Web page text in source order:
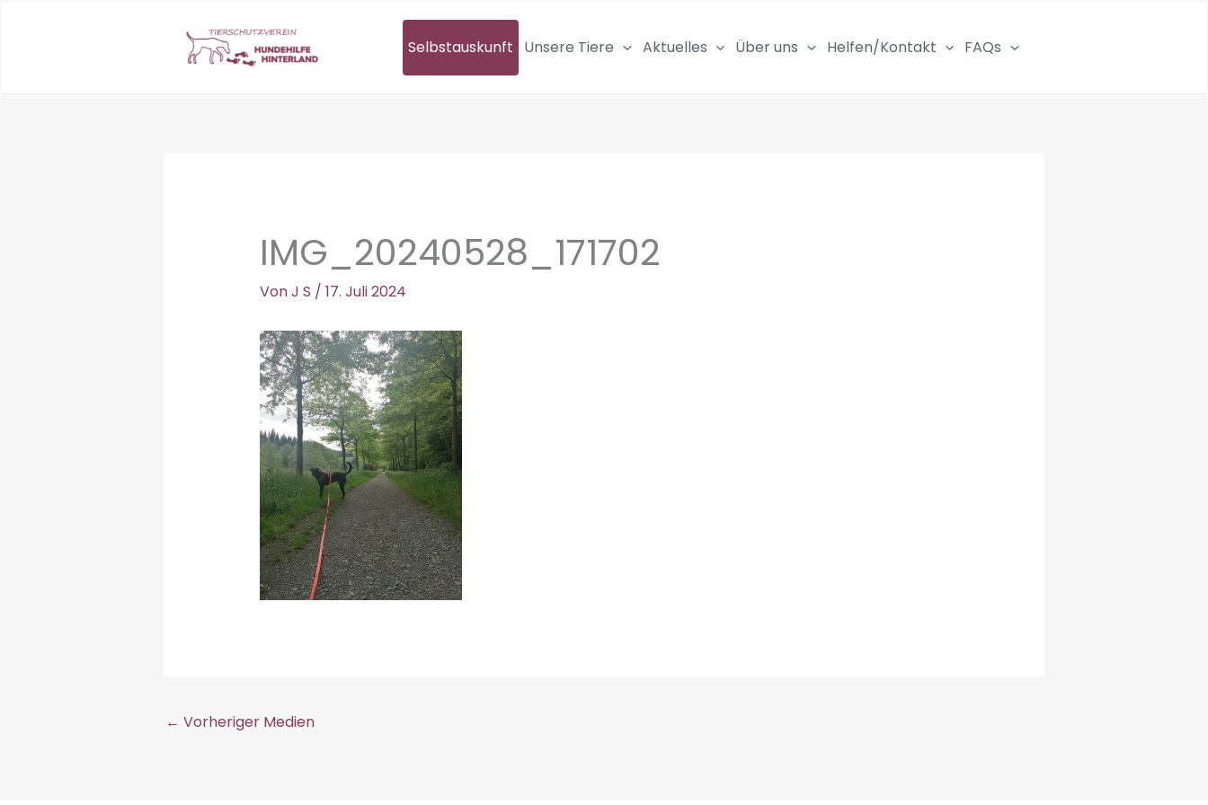
Selbstauskunft Unsere Tiere Aktuelles Über uns Helfen/Kontakt FAQs
IMG_20240528_171702
VonJ S / 17. Juli 2024
← Vorheriger Medien